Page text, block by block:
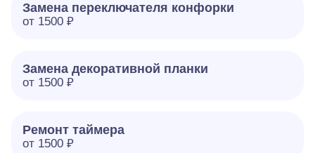
Замена переключателя конфорки
от 1500 ₽
Замена декоративной планки
от 1500 ₽
Ремонт таймера
от 1500 ₽